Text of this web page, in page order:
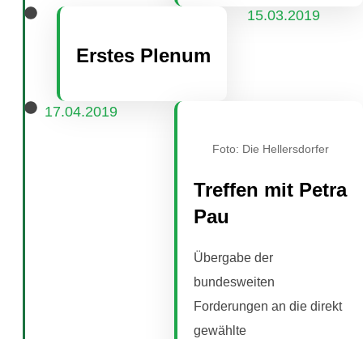
15.03.2019
Erstes Plenum
17.04.2019
Foto: Die Hellersdorfer
Treffen mit Petra
Pau
Übergabe der
bundesweiten
Forderungen an die direkt
gewählte